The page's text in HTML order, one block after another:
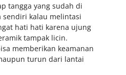
tangga yang sudah di
sendiri kalau melintasi
hati hati karena ujung
tampak licin.
memberikan keamanan
turun dari lantai